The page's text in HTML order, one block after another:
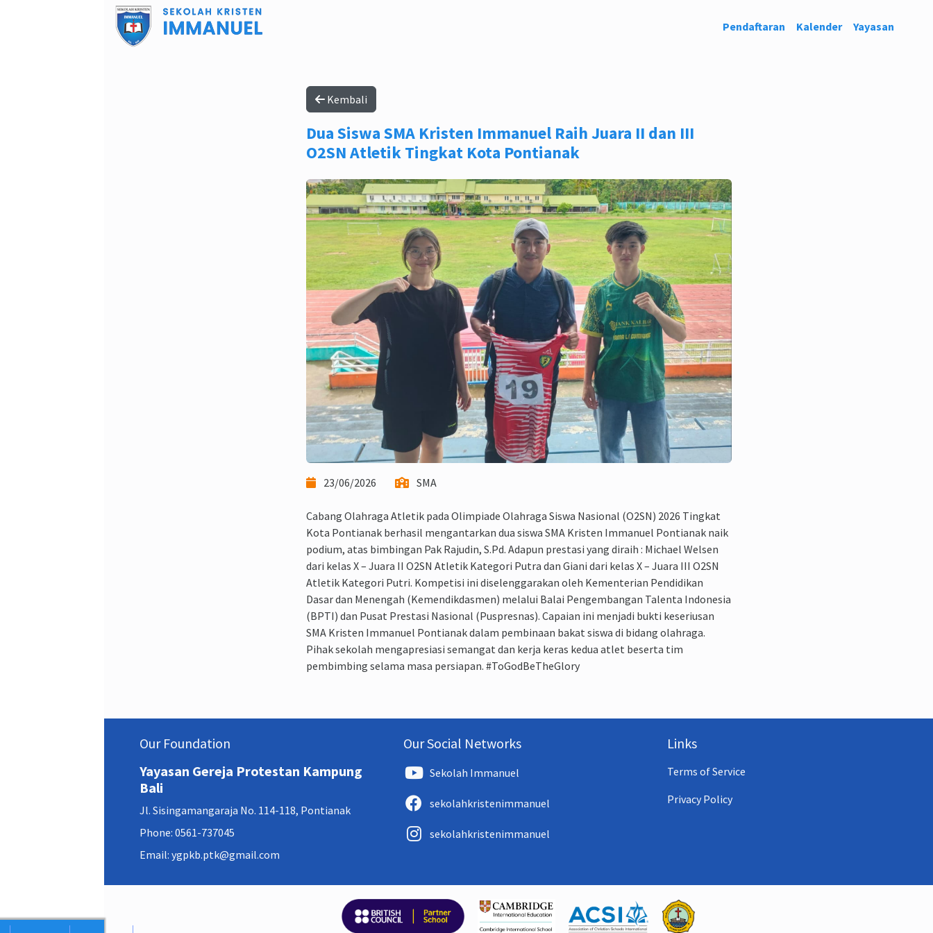
Pendaftaran Kalender Yayasan
Kembali
Dua Siswa SMA Kristen Immanuel Raih Juara II dan III
O2SN Atletik Tingkat Kota Pontianak
23/06/2026 SMA
Cabang Olahraga Atletik pada Olimpiade Olahraga Siswa Nasional (O2SN) 2026 Tingkat
Kota Pontianak berhasil mengantarkan dua siswa SMA Kristen Immanuel Pontianak naik
podium, atas bimbingan Pak Rajudin, S.Pd. Adapun prestasi yang diraih : Michael Welsen
dari kelas X – Juara II O2SN Atletik Kategori Putra dan Giani dari kelas X – Juara III O2SN
Atletik Kategori Putri. Kompetisi ini diselenggarakan oleh Kementerian Pendidikan
Dasar dan Menengah (Kemendikdasmen) melalui Balai Pengembangan Talenta Indonesia
(BPTI) dan Pusat Prestasi Nasional (Puspresnas). Capaian ini menjadi bukti keseriusan
SMA Kristen Immanuel Pontianak dalam pembinaan bakat siswa di bidang olahraga.
Pihak sekolah mengapresiasi semangat dan kerja keras kedua atlet beserta tim
pembimbing selama masa persiapan. #ToGodBeTheGlory
Our Foundation
Yayasan Gereja Protestan Kampung
Bali
Jl. Sisingamangaraja No. 114-118, Pontianak
Phone: 0561-737045
Email: ygpkb.ptk@gmail.com
Our Social Networks
Sekolah Immanuel
sekolahkristenimmanuel
sekolahkristenimmanuel
Links
Terms of Service
Privacy Policy